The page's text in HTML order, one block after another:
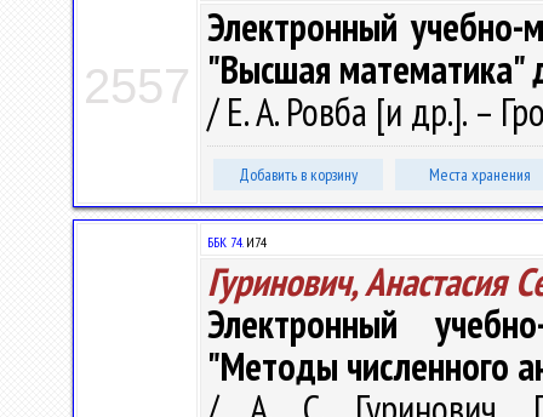
2557
Электронный учебно-
"Высшая математика"
/ Е. А. Ровба [и др.]. –
Добавить в корзину Места хранения
ББК 74.И74
Гуринович, Анастасия
Электронный
"Методы численного